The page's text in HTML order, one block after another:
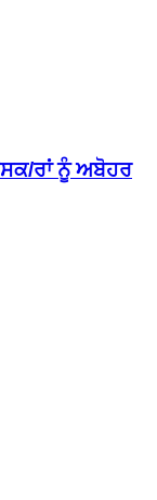
ਰਾਂ ਨੂੰ ਅਬੋਹਰ